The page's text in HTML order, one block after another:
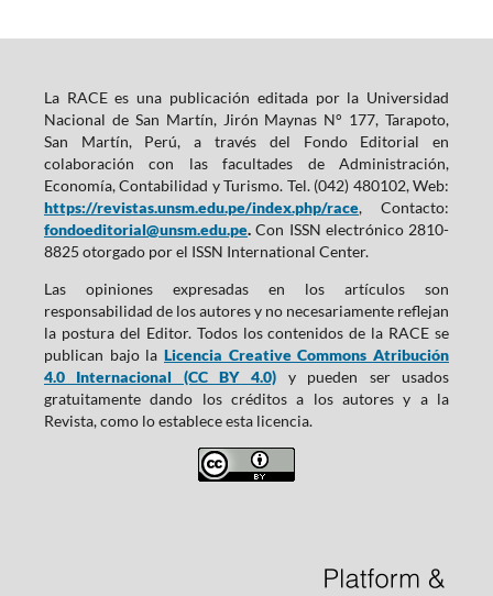
La RACE es una publicación editada por la Universidad
Nacional de San Martín, Jirón Maynas N° 177, Tarapoto,
San Martín, Perú, a través del Fondo Editorial en
colaboración con las facultades de Administración,
Economía, Contabilidad y Turismo. Tel. (042) 480102, Web:
https://revistas.unsm.edu.pe/index.php/race, Contacto:
fondoeditorial@unsm.edu.pe.Con ISSN electrónico 2810-
8825 otorgado por el ISSN International Center.
Las opiniones expresadas en los artículos son
responsabilidad de los autores y no necesariamente reflejan
la postura del Editor. Todos los contenidos de la RACE se
publican bajo la Licencia Creative Commons Atribución
4.0 Internacional (CC BY 4.0) y pueden ser usados
gratuitamente dando los créditos a los autores y a la
Revista, como lo establece esta licencia.